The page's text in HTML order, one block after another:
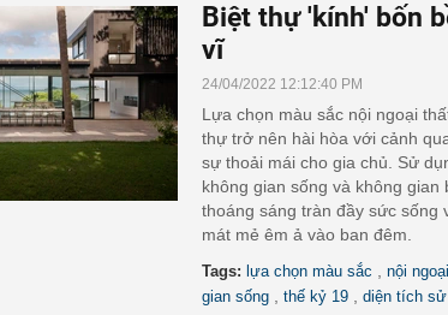
Biệt thự 'kính' bốn
vĩ
24/04/2022 12:12:40 PM
Lựa chọn màu sắc nội ngoại
thự trở nên hài hòa với cảnh
sự thoải mái cho gia chủ. Sử
không gian sống và không
thoáng sáng tràn đầy sức sống
mát mẻ êm ả vào ban đêm.
Tags: lựa chọn màu sắc nội
gian sống
thế kỷ 19 diện tích